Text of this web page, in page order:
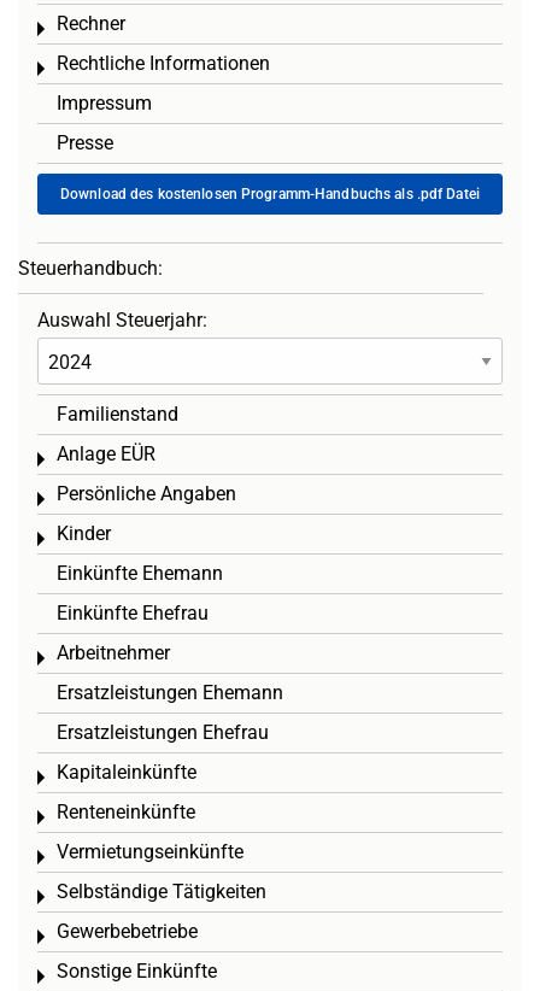
Rechner
Toggle menu
Rechtliche Informationen
Toggle menu
Impressum
Presse
Download des kostenlosen Programm-Handbuchs als .pdf Datei
Steuerhandbuch:
Auswahl Steuerjahr:
Familienstand
Anlage EÜR
Toggle menu
Persönliche Angaben
Toggle menu
Kinder
Toggle menu
Einkünfte Ehemann
Einkünfte Ehefrau
Arbeitnehmer
Toggle menu
Ersatzleistungen Ehemann
Ersatzleistungen Ehefrau
Kapitaleinkünfte
Toggle menu
Renteneinkünfte
Toggle menu
Vermietungseinkünfte
Toggle menu
Selbständige Tätigkeiten
Toggle menu
Gewerbebetriebe
Toggle menu
Sonstige Einkünfte
Toggle menu